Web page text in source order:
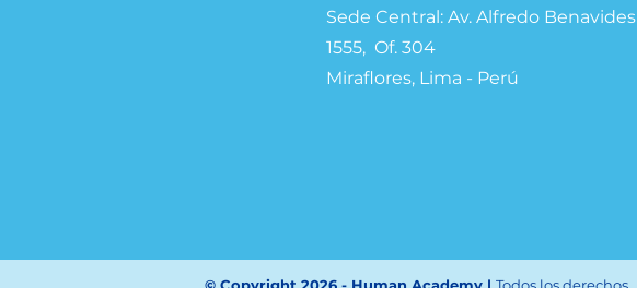
Sede Central: Av. Alfredo Benavides
1555, Of. 304
Miraflores, Lima - Perú